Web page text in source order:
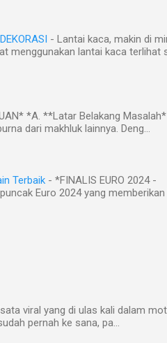
- Lantai kaca, makin di
menggunakan lantai kaca terlihat
*A. **Latar Belakang
dari makhluk lainnya. Deng...
Terbaik - *FINALIS EURO 2024 -
Euro 2024 yang memberikan
viral yang di ulas kali dalam
pernah ke sana, pa...